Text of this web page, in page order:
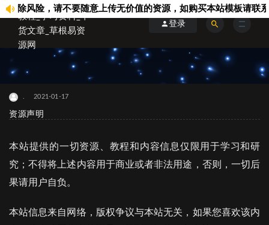
风险，请不要随意上传无价值的资源，如购买本站模板请联系站
登录
2021-01-17
资源声明
本站提供的一切资源、教程和内容信息仅限用于学习和研
究；不得将上述内容用于商业或者非法用途，否则，一切后
果请用户自负。
本站信息来自网络，版权争议与本站无关，如果您喜欢该内